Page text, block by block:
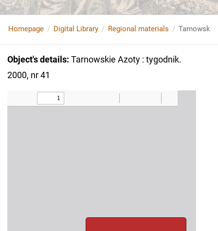
Homepage Digital Library Regional materials Tarnowskie
Object's details: Tarnowskie Azoty : tygodnik.
2000, nr 41